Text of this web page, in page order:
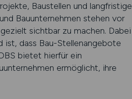
Baustellen und langfristige
Bauunternehmen stehen vor
sichtbar zu machen. Dabei
ist, dass Bau-Stellenangebote
bietet hierfür ein
ermöglicht, ihre